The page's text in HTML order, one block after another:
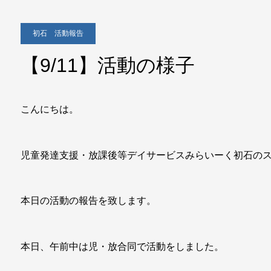
初石 活動報告
【9/11】活動の様子
こんにちは。
児童発達支援・放課後等デイサービスみらいーく初石の
本日の活動の報告を致します。
本日、午前中は児・放合同で活動をしました。